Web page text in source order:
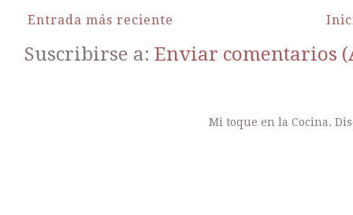
Entrada más reciente
Suscribirse a: Enviar comentarios
Mi toque en la Cocina.